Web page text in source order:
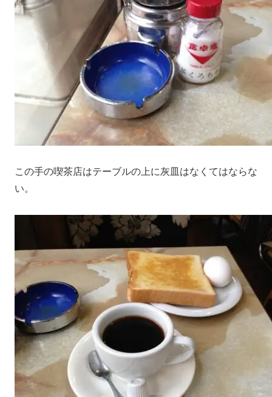
この手の喫茶店はテーブルの上に灰皿はなくてはならな
い。